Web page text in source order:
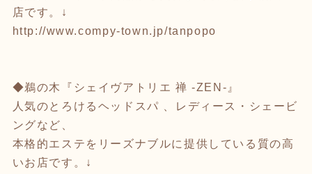
店です。↓
http://www.compy-town.jp/tanpopo
◆鵜の木『シェイヴアトリエ 禅 -ZEN-』
人気のとろけるヘッドスパ 、レディース・シェービ
ングなど、
本格的エステをリーズナブルに提供している質の高
いお店です。↓